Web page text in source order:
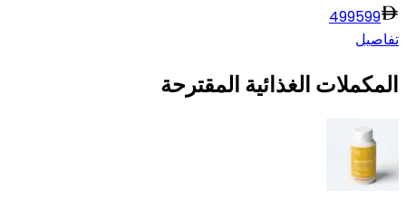
499599
تفاصيل
المكملات الغذائية المقترحة